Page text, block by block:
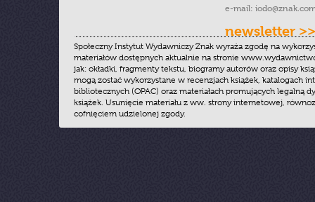
e-mail:
newsletter >>
Społeczny Instytut Wydawniczy Znak wyraża zgodę na
materiałów dostępnych aktualnie na stronie
jak: okładki, fragmenty tekstu, biogramy autorów oraz opisy
mogą zostać wykorzystane w recenzjach książek, katalogach
bibliotecznych (OPAC) oraz materiałach promujących legalną
książek. Usunięcie materiału z ww. strony internetowej,
cofnięciem udzielonej zgody.